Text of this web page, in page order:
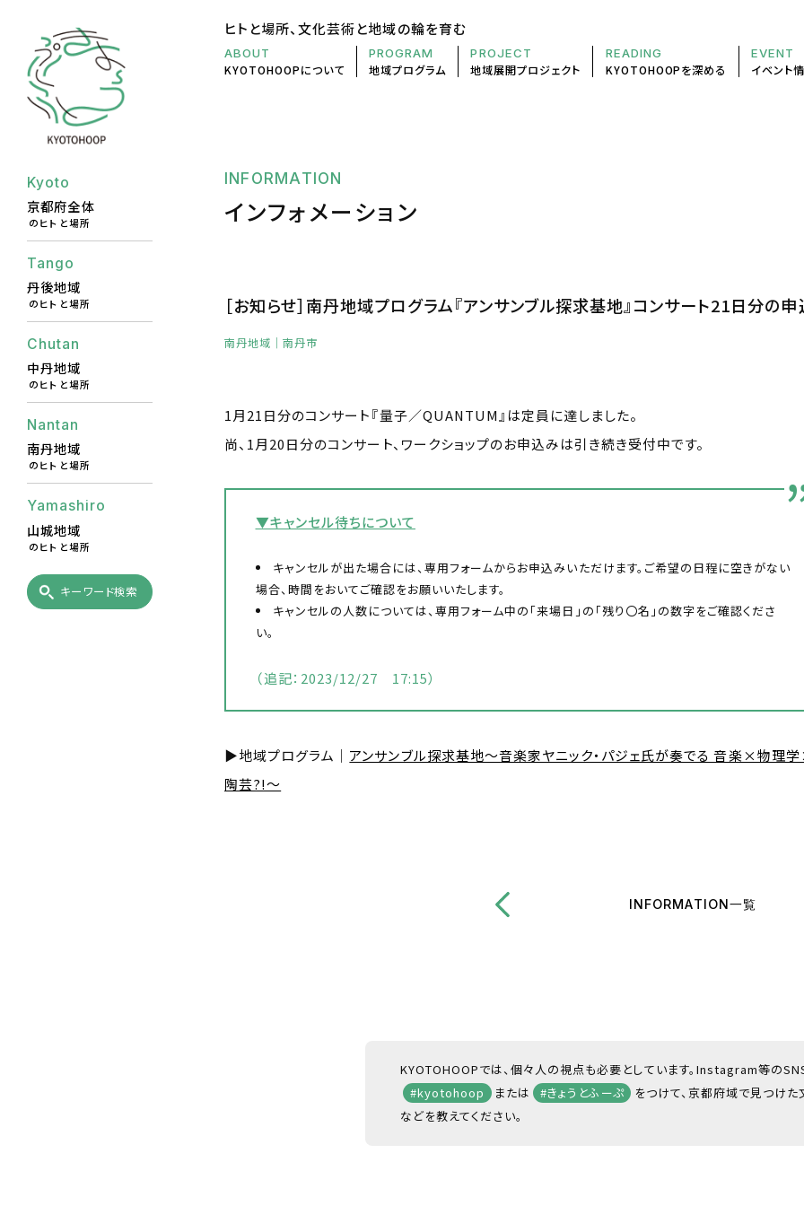
Kyoto
京都府全体
のヒトと場所
Tango
丹後地域
のヒトと場所
Chutan
中丹地域
のヒトと場所
Nantan
南丹地域
のヒトと場所
Yamashiro
山城地域
のヒトと場所
キーワード検索
ヒトと場所、文化芸術と地域の輪を育む
ABOUT
KYOTOHOOPについて
PROGRAM
地域プログラム
PROJECT
地域展開プロジェクト
READING
KYOTOHOOPを深める
EVENT
イベント
INFORMATION
インフォメーション
［お知らせ］南丹地域プログラム『アンサンブル探求基地』コンサート21日分の
南丹地域 ｜南丹市
1月21日分のコンサート『量子／QUANTUM』は定員に達しました。
尚、1月20日分のコンサート、ワークショップのお申込みは引き続き受付中です。
▼キャンセル待ちについて
キャンセルが出た場合には、専用フォームからお申込みいただけます。ご希望の日程に空きがない
場合、時間をおいてご確認をお願いいたします。
キャンセルの人数については、専用フォーム中の「来場日」の「残り〇名」の数字をご確認くださ
い。
（追記：2023/12/27 17:15）
▶地域プログラム｜ アンサンブル探求基地～音楽家ヤニック・パジェ氏が奏でる 音楽×物理
陶芸?!～
INFORMATION一覧
KYOTOHOOPでは、個々人の視点も必要としています。Instagram等の
#kyotohoop
または #きょうとふーぷ
をつけて、京都府域で見つけ
などを教えてください。